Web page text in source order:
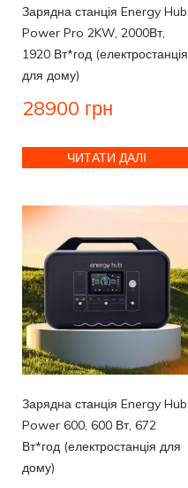
Зарядна станція Energy Hub
Power Pro 2KW, 2000Вт,
1920 Вт*год (електростанція
для дому)
28900 грн
ЧИТАТИ ДАЛІ
Зарядна станція Energy Hub
Power 600, 600 Вт, 672
Вт*год (електростанція для
дому)